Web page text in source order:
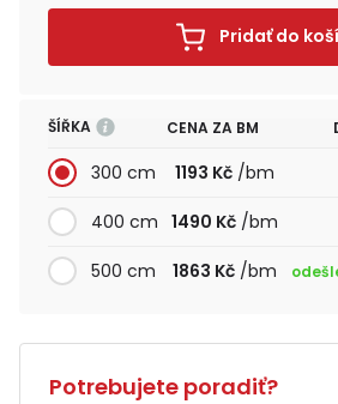
Pridať do
ŠÍŘKA CENA ZA BM
300 cm 1193 Kč/bm
400 cm 1490 Kč/bm
500 cm 1863 Kč/bm
Potrebujete poradiť?